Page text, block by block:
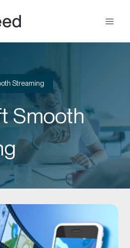
Streaming
Smooth